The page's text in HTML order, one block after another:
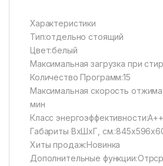
Характеристики
Тип:отдельно стоящий
Цвет:белый
Максимальная загрузка при
Количество Программ:15
Максимальная скорость
мин
Класс
Габариты ВхШхГ,
Хиты продаж:Новинка
Дополнительные